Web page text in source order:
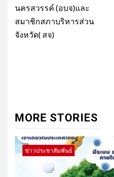
นครสวรรค์ (อบจ)และ
สมาชิกสภาบริหารส่วน
จังหวัด( สจ)
MORE STORIES
ข่าวประชาสัมพันธ์